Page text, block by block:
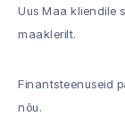
Uus Maa kliendile
maaklerilt.
Finantsteenuseid
nõu.